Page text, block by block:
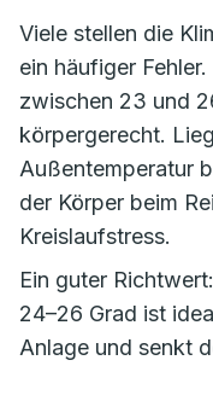
Viele stellen die
ein häufiger
zwischen 23 und
körpergerecht.
Außentemperatur
der Körper beim
Kreislaufstress.
Ein guter
24–26 Grad ist
Anlage und senkt